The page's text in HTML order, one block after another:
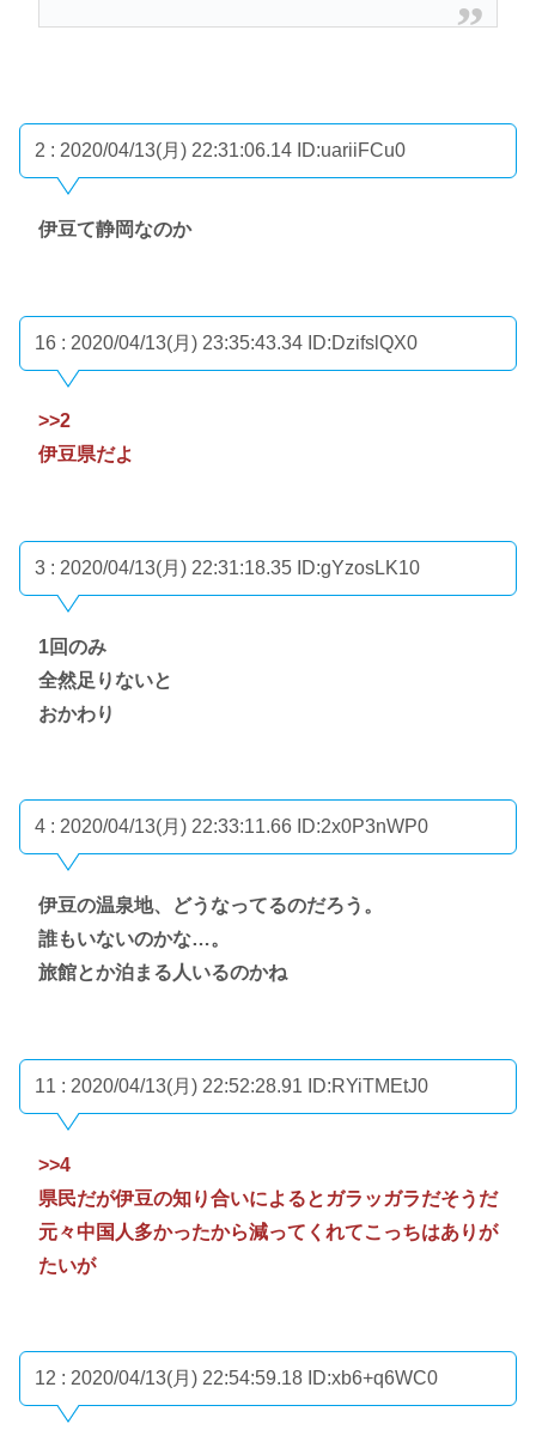
2 : 2020/04/13(月) 22:31:06.14 ID:uariiFCu0
伊豆て静岡なのか
16 : 2020/04/13(月) 23:35:43.34 ID:DzifslQX0
>>2
伊豆県だよ
3 : 2020/04/13(月) 22:31:18.35 ID:gYzosLK10
1回のみ
全然足りないと
おかわり
4 : 2020/04/13(月) 22:33:11.66 ID:2x0P3nWP0
伊豆の温泉地、どうなってるのだろう。
誰もいないのかな…。
旅館とか泊まる人いるのかね
11 : 2020/04/13(月) 22:52:28.91 ID:RYiTMEtJ0
>>4
県民だが伊豆の知り合いによるとガラッガラだそうだ
元々中国人多かったから減ってくれてこっちはありが
たいが
12 : 2020/04/13(月) 22:54:59.18 ID:xb6+q6WC0